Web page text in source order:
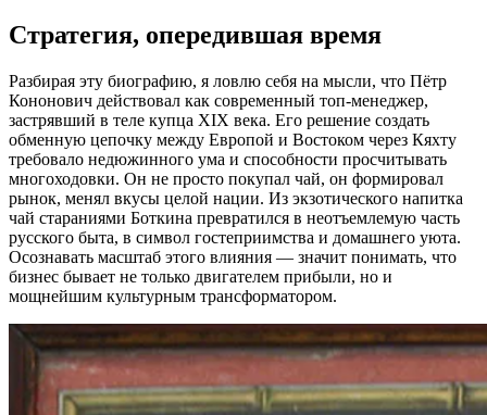
Стратегия, опередившая время
Разбирая эту биографию, я ловлю себя на мысли, что Пётр
Кононович действовал как современный топ-менеджер,
застрявший в теле купца XIX века. Его решение создать
обменную цепочку между Европой и Востоком через Кяхту
требовало недюжинного ума и способности просчитывать
многоходовки. Он не просто покупал чай, он формировал
рынок, менял вкусы целой нации. Из экзотического напитка
чай стараниями Боткина превратился в неотъемлемую часть
русского быта, в символ гостеприимства и домашнего уюта.
Осознавать масштаб этого влияния — значит понимать, что
бизнес бывает не только двигателем прибыли, но и
мощнейшим культурным трансформатором.